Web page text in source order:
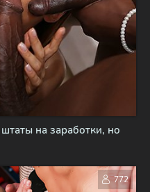
на заработки, но
772